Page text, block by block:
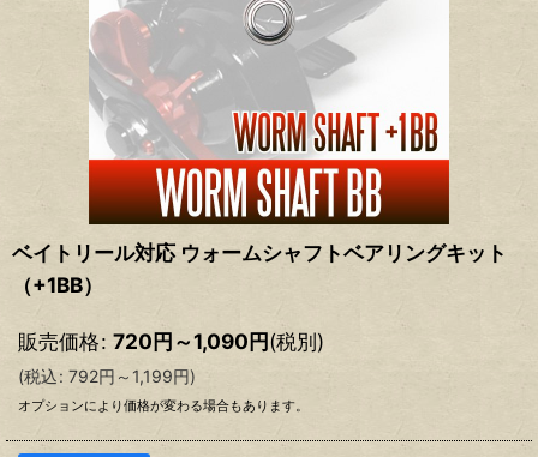
ベイトリール対応 ウォームシャフトベアリングキット
（+1BB）
販売価格: 720円～1,090円(税別)
(税込: 792円 ～1,199円)
オプションにより価格が変わる場合もあります。